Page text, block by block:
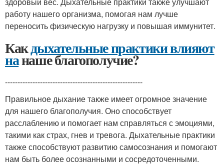
работу нашего организма, помогая нам лучше
переносить физическую нагрузку и повышая иммунитет.
Какдыхательные практики влияют
нанаше благополучие?
-------------------------------------------------------
Правильное дыхание также имеет огромное значение
для нашего благополучия. Оно способствует
расслаблению и помогает нам справляться с эмоциями,
такими как страх, гнев и тревога. Дыхательные практики
также способствуют развитию самосознания и помогают
нам быть более осознанными и сосредоточенными.